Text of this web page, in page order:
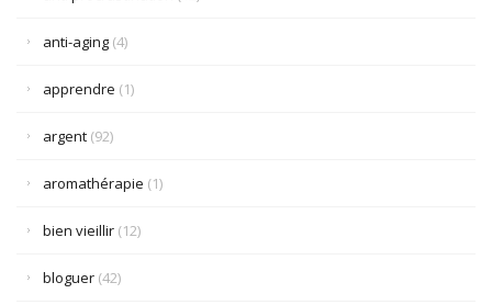
anti-aging (4)
apprendre (1)
argent (92)
aromathérapie (1)
bien vieillir (12)
bloguer (42)